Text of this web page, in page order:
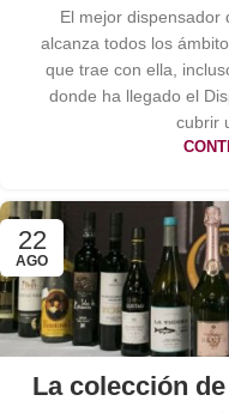
El mejor dispensador
alcanza todos los
que trae con ella,
donde ha llegado el
cubrir
22
AGO
La colección